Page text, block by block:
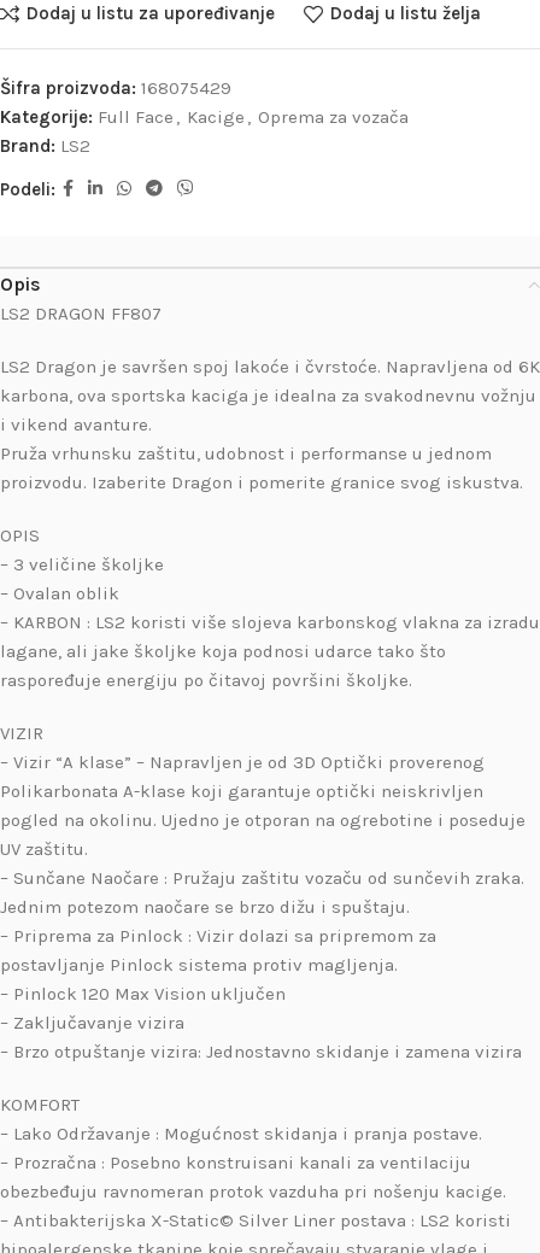
Dodaj u listu za upoređivanje Dodaj u listu želja
Šifra proizvoda: 168075429
Kategorije: Full Face , Kacige , Oprema za vozača
Brand: LS2
Podeli:
Opis
LS2 DRAGON FF807
LS2 Dragon je savršen spoj lakoće i čvrstoće. Napravljena od 6K
karbona, ova sportska kaciga je idealna za svakodnevnu vožnju
i vikend avanture.
Pruža vrhunsku zaštitu, udobnost i performanse u jednom
proizvodu. Izaberite Dragon i pomerite granice svog iskustva.
OPIS
– 3 veličine školjke
– Ovalan oblik
– KARBON : LS2 koristi više slojeva karbonskog vlakna za izradu
lagane, ali jake školjke koja podnosi udarce tako što
raspoređuje energiju po čitavoj površini školjke.
VIZIR
– Vizir “A klase” – Napravljen je od 3D Optički proverenog
Polikarbonata A-klase koji garantuje optički neiskrivljen
pogled na okolinu. Ujedno je otporan na ogrebotine i poseduje
UV zaštitu.
– Sunčane Naočare : Pružaju zaštitu vozaču od sunčevih zraka.
Jednim potezom naočare se brzo dižu i spuštaju.
– Priprema za Pinlock : Vizir dolazi sa pripremom za
postavljanje Pinlock sistema protiv magljenja.
– Pinlock 120 Max Vision uključen
– Zaključavanje vizira
– Brzo otpuštanje vizira: Jednostavno skidanje i zamena vizira
KOMFORT
– Lako Održavanje : Mogućnost skidanja i pranja postave.
– Prozračna : Posebno konstruisani kanali za ventilaciju
obezbeđuju ravnomeran protok vazduha pri nošenju kacige.
– Antibakterijska X-Static© Silver Liner postava : LS2 koristi